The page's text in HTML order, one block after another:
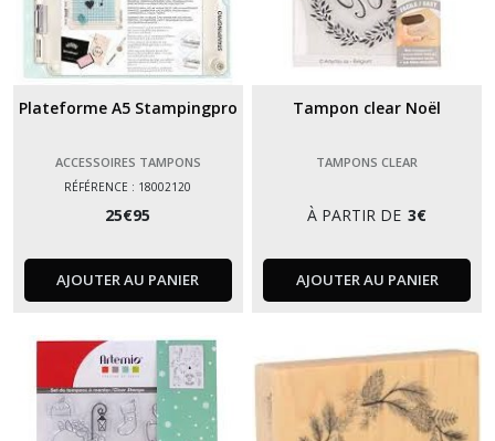
Plateforme A5 Stampingpro
ACCESSOIRES TAMPONS
RÉFÉRENCE : 18002120
25€95
AJOUTER AU PANIER
Tampon clear Noël
TAMPONS CLEAR
À PARTIR DE 3€
AJOUTER AU PANIER